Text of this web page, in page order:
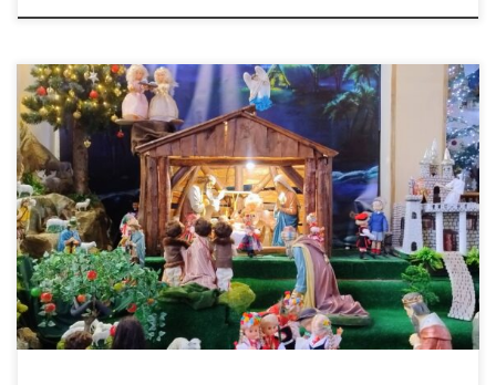
Szopka w Łękawicy Ruchoma szopka w Trzemesnej